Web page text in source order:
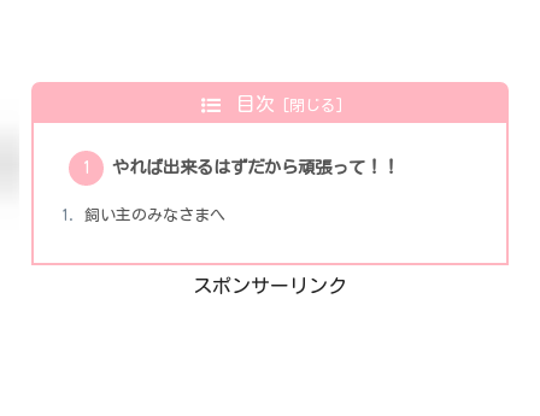
目次
やれば出来るはずだから頑張って！！
飼い主のみなさまへ
スポンサーリンク